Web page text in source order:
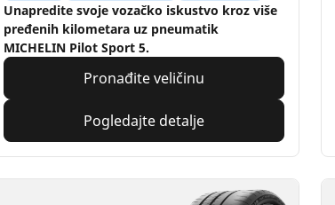
Unapredite svoje vozačko iskustvo kroz više
pređenih kilometara uz pneumatik
MICHELIN Pilot Sport 5.
Pronađite veličinu
Pogledajte detalje